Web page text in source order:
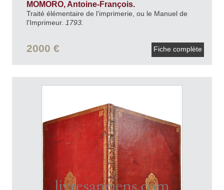
MOMORO, Antoine-François.
Traité élémentaire de l'imprimerie, ou le Manuel de
l'Imprimeur. 1793.
2000 € Fiche complète